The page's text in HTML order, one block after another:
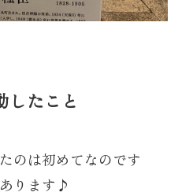
したこと
のは初めてなのです
ります♪